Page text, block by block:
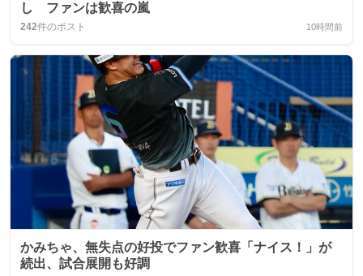
し ファンは歓喜の嵐
242件のポスト 10時間前
かみちゃ、無失点の好投でファン歓喜「ナイス！」が
続出、試合展開も好調